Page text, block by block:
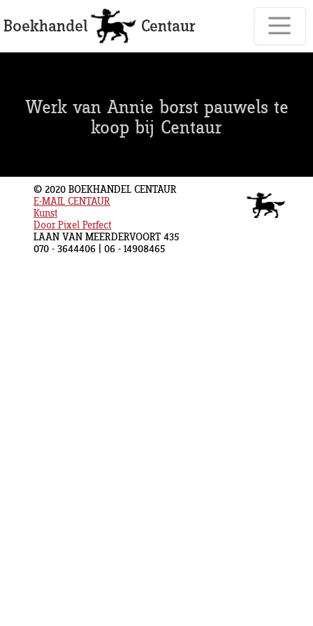
Werk van Annie borst pauwels te
koop bij Centaur
© 2020 BOEKHANDEL CENTAUR
E-MAIL CENTAUR
Kunst
Door Pixel Perfect
LAAN VAN MEERDERVOORT 435
070 - 3644406 | 06 - 14908465